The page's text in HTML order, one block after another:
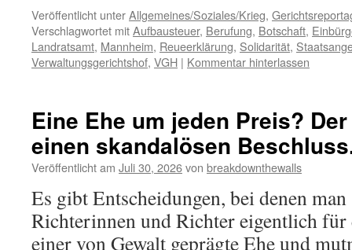
Veröffentlicht unterAllgemeines/Soziales/Krieg,
Verschlagwortet mitAufbausteuer, Berufung, Botschaft,
Landratsamt, Mannheim, Reueerklärung, Solidarität,
Verwaltungsgerichtshof, VGH | Kommentar hinterlassen
Eine Ehe um jeden Preis?
einen skandalösen
Veröffentlicht am Juli 30, 2026von breakdownthewalls
Es gibt Entscheidungen, bei denen
Richterinnen und Richter eigentlich
einer von Gewalt geprägte Ehe und